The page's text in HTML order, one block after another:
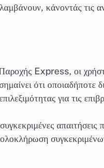
κάνοντάς τις
Παροχής Express, οι
ότι οποιαδήποτε
για τις
απαιτήσεις